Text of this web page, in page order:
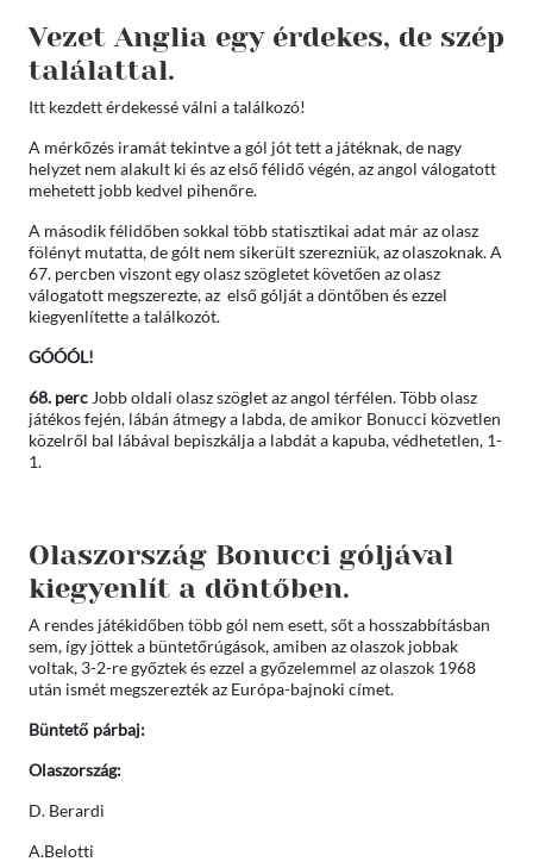
Vezet Anglia egy érdekes, de szép
találattal.
Itt kezdett érdekessé válni a találkozó!
A mérkőzés iramát tekintve a gól jót tett a játéknak, de nagy
helyzet nem alakult ki és az első félidő végén, az angol válogatott
mehetett jobb kedvel pihenőre.
A második félidőben sokkal több statisztikai adat már az olasz
fölényt mutatta, de gólt nem sikerült szerezniük, az olaszoknak. A
67. percben viszont egy olasz szögletet követően az olasz
válogatott megszerezte, az első gólját a döntőben és ezzel
kiegyenlítette a találkozót.
GÓÓÓL!
68. percJobb oldali olasz szöglet az angol térfélen. Több olasz
játékos fején, lábán átmegy a labda, de amikor Bonucci közvetlen
közelről bal lábával bepiszkálja a labdát a kapuba, védhetetlen, 1-
1.
Olaszország Bonucci góljával
kiegyenlít a döntőben.
A rendes játékidőben több gól nem esett, sőt a hosszabbításban
sem, így jöttek a büntetőrúgások, amiben az olaszok jobbak
voltak, 3-2-re győztek és ezzel a győzelemmel az olaszok 1968
után ismét megszerezték az Európa-bajnoki címet.
Büntető párbaj:
Olaszország:
D. Berardi
A.Belotti